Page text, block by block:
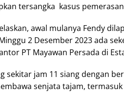
tersangka kasus
awal mulanya Fendy
2 Desember 2023 ada
PT Mayawan Persada di
sekitar jam 11 siang dengan
senjata tajam,